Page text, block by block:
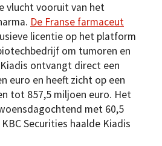
vlucht vooruit van het
De Franse farmaceut
licentie op het platform
om tumoren en
ontvangt direct een
euro en heeft zicht op een
tot 857,5 miljoen euro. Het
met 60,5
Securities haalde Kiadis